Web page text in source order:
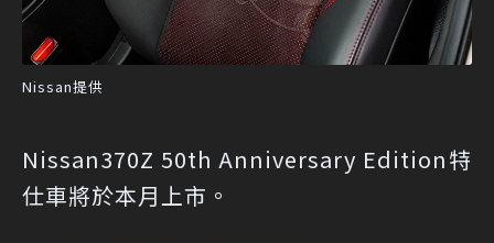
Nissan提供
Nissan370Z 50th Anniversary Edition特
仕車將於本月上市。